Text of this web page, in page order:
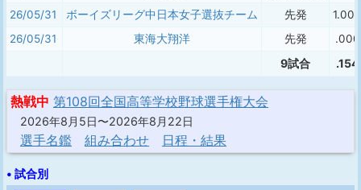
26/05/31
ボーイズリーグ中日本女子選抜チーム 先発
1.000
26/05/31
東海大翔洋 先発 .000
9試合 .154
熱戦中 第108回全国高等学校野球選手権大会
2026年8月5日〜2026年8月22日
選手名鑑 組み合わせ 日程・結果
• 試合別